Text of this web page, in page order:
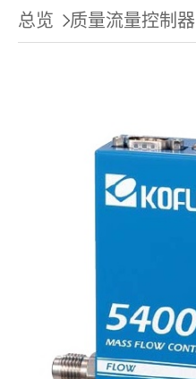
总览 质量流量控制器